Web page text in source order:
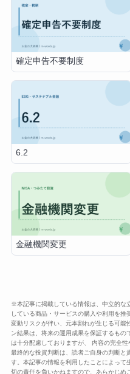
確定申告不要制度
6.2
金融機関変更
※本記事に掲載している情報は、中立的な
している商品・サービスの購入や利用を
変動リスクが伴い、元本割れが生じる可能
ン結果は、将来の運用成果を保証するもの
は十分配慮しておりますが、 内容の完全
最終的な投資判断は、読者ご自身の判断と
す。本記事の情報を利用したことによって
切の責任を負いかねますので、あらかじめ